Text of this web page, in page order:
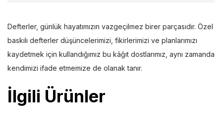
Defterler, günlük hayatımızın vazgeçilmez birer parçasıdır. Özel
baskılı defterler düşüncelerimizi, fikirlerimizi ve planlarımızı
kaydetmek için kullandığımız bu kâğıt dostlarımız, aynı zamanda
kendimizi ifade etmemize de olanak tanır.
İlgili Ürünler